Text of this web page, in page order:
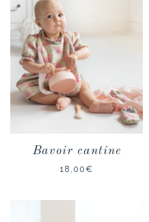
Bavoir cantine
18,00 €